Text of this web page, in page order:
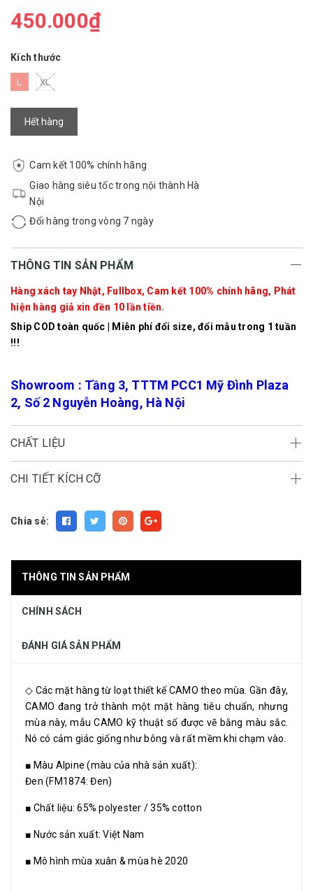
450.000₫
Kích thước
L XL
Hết hàng
Cam kết 100% chính hãng
Giao hàng siêu tốc trong nội thành Hà
Nội
Đổi hàng trong vòng 7 ngày
THÔNG TIN SẢN PHẨM
Hàng xách tay Nhật, Fullbox, Cam kết 100% chính hãng, Phát
hiện hàng giả xin đền 10 lần tiền.
Ship COD toàn quốc | Miễn phí đổi size, đổi mẫu trong 1 tuần
!!!
Showroom : Tầng 3, TTTM PCC1 Mỹ Đình Plaza
2, Số 2 Nguyễn Hoàng, Hà Nội
CHẤT LIỆU
CHI TIẾT KÍCH CỠ
Chia sẻ:
THÔNG TIN SẢN PHẨM
CHÍNH SÁCH
ĐÁNH GIÁ SẢN PHẨM
◇ Các mặt hàng từ loạt thiết kế CAMO theo mùa. Gần đây,
CAMO đang trở thành một mặt hàng tiêu chuẩn, nhưng
mùa này, mẫu CAMO kỹ thuật số được vẽ bằng màu sắc.
Nó có cảm giác giống như bông và rất mềm khi chạm vào.
■ Màu Alpine (màu của nhà sản xuất):
Đen (FM1874: Đen)
■ Chất liệu: 65% polyester / 35% cotton
■ Nước sản xuất: Việt Nam
■ Mô hình mùa xuân & mùa hè 2020